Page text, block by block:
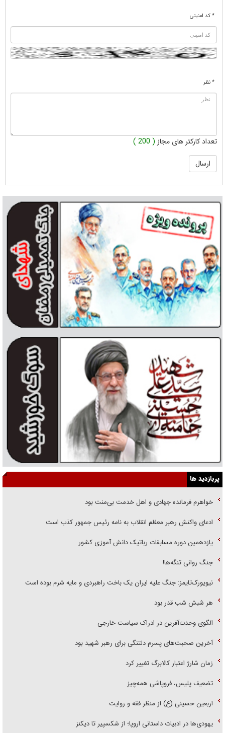
* کد امنیتی
* نظر
تعداد کارکتر های مجاز ( 200 )
پربازدید ها
خواهرم فرمانده جهادی و اهل خدمت بی‌منت بود
ادعای واکنش رهبر معظم انقلاب به نامه رئیس جمهور کذب است
یازدهمین دوره مسابقات رباتیک دانش آموزی کشور
جنگ روانی تنگه‌ها!
نیویورک‌تایمز: جنگ علیه ایران یک باخت راهبردی و مایه شرم بوده است
هر شبش شب قدر بود
الگوی وحدت‌آفرین در ادراک سیاست خارجی
آخرین صحبت‌های پسرم دلتنگی برای رهبر شهید بود
زمان شارژ اعتبار کالابرگ تغییر کرد
تضعیف پلیس، فروپاشی همه‌چیز
اربعین حسینی (ع) از منظر فقه و روایت
یهودی‌ها در ادبیات داستانی اروپا؛ از شکسپیر تا دیکنز